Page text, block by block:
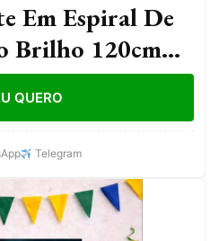
Em Espiral De
Brilho 120cm
– Vai Montado
QUERO
Telegram